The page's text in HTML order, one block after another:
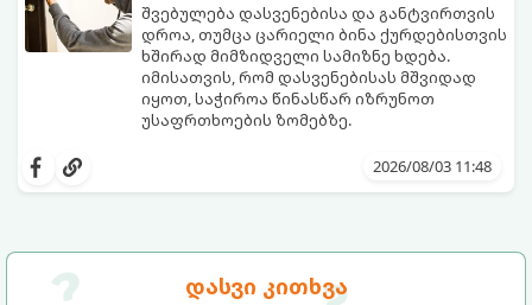
დასვი კითხვა
შვებულება დასვენებისა და განტვირთვის
დროა, თუმცა ცარიელი ბინა ქურდებისთვის
ხშირად მიმზიდველი სამიზნე ხდება.
იმისათვის, რომ დასვენებისას მშვიდად
იყოთ, საჭიროა წინასწარ იზრუნოთ
უსაფრთხოების ზომებზე.
2026/08/03 11:48